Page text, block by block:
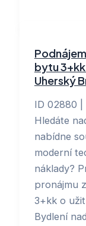
bytu 3+kk
Uherský
ID 02880 |
Hledáte
nabídne
moderní
náklady?
pronájmu
3+kk o
Bydlení